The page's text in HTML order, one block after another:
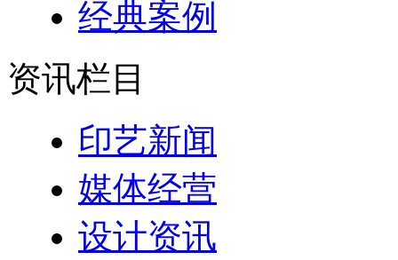
经典案例
资讯栏目
印艺新闻
媒体经营
设计资讯